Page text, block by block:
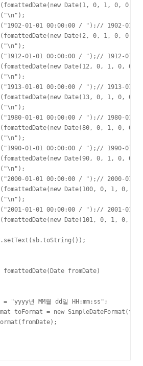
Date(1, 0, 1, 0, 0,
01-01 00:00:00 / ");// 1902-01-
Date(2, 0, 1, 0, 0,
01-01 00:00:00 / ");// 1912-01-
Date(12, 0, 1, 0, 0,
01-01 00:00:00 / ");// 1913-01-
Date(13, 0, 1, 0, 0,
01-01 00:00:00 / ");// 1980-01-
Date(80, 0, 1, 0, 0,
01-01 00:00:00 / ");// 1990-01-
Date(90, 0, 1, 0, 0,
01-01 00:00:00 / ");// 2000-01-
Date(100, 0, 1, 0, 0,
01-01 00:00:00 / ");// 2001-01-
Date(101, 0, 1, 0, 0,
fomattedDate(Date fromDate)
"yyyy년 MM월 dd일 HH:mm:ss";
toFormat = new